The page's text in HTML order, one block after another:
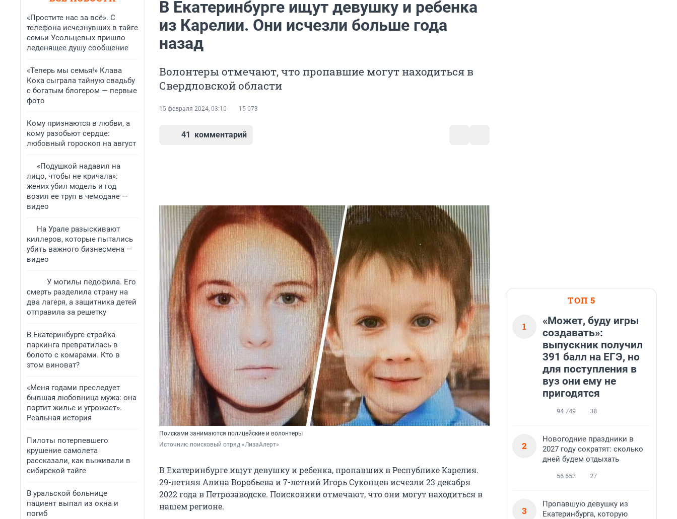
«Простите нас за всё». С
телефона исчезнувших в тайге
семьи Усольцевых пришло
леденящее душу сообщение
«Теперь мы семья!» Клава
Кока сыграла тайную свадьбу
с богатым блогером — первые
фото
Кому признаются в любви, а
кому разобьют сердце:
любовный гороскоп на август
«Подушкой надавил на
лицо, чтобы не кричала»:
жених убил модель и год
возил ее труп в чемодане —
видео
На Урале разыскивают
киллеров, которые пытались
убить важного бизнесмена —
видео
У могилы педофила. Его
смерть разделила страну на
два лагеря, а защитника детей
отправила за решетку
В Екатеринбурге стройка
паркинга превратилась в
болото с комарами. Кто в
этом виноват?
«Меня годами преследует
бывшая любовница мужа: она
портит жилье и угрожает».
Реальная история
Пилоты потерпевшего
крушение самолета
рассказали, как выживали в
сибирской тайге
В уральской больнице
пациент выпал из окна и
погиб
В Екатеринбурге ищут девушку и ребенка
из Карелии. Они исчезли больше года
назад
Волонтеры отмечают, что пропавшие могут находиться в
Свердловской области
15 февраля 2024, 03:10 15 073
41 комментарий
Поисками занимаются полицейские и волонтеры
Источник: поисковый отряд «ЛизаАлерт»
В Екатеринбурге ищут девушку и ребенка, пропавших в Республике Карелия.
29-летняя Алина Воробьева и 7-летний Игорь Суконцев исчезли 23 декабря
2022 года в Петрозаводске. Поисковики отмечают, что они могут находиться в
нашем регионе.
ТОП 5
1
«Может, буду игры
создавать»:
выпускник получил
391 балл на ЕГЭ, но
для поступления в
вуз они ему не
пригодятся
94 749 38
2
Новогодние праздники в
2027 году сократят: сколько
дней будем отдыхать
56 653 27
3
Пропавшую девушку из
Екатеринбурга, которую